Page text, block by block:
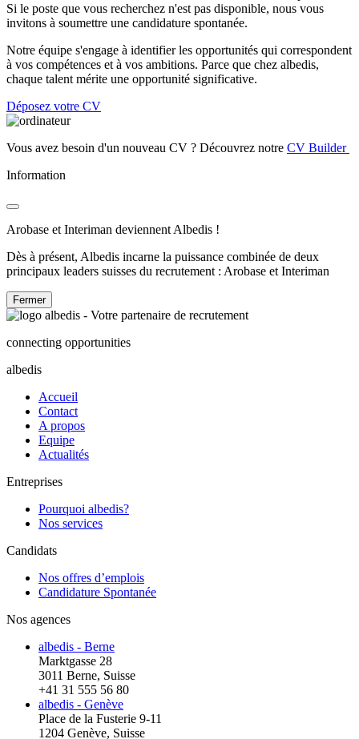
Si le poste que vous recherchez n'est pas disponible, nous vous
invitons à soumettre une candidature spontanée.
Notre équipe s'engage à identifier les opportunités qui correspondent
à vos compétences et à vos ambitions. Parce que chez albedis,
chaque talent mérite une opportunité significative.
Déposez votre CV
Vous avez besoin d'un nouveau CV ? Découvrez notre CV Builder
Information
Arobase et Interiman deviennent Albedis !
Dès à présent, Albedis incarne la puissance combinée de deux
principaux leaders suisses du recrutement : Arobase et Interiman
Fermer
connecting opportunities
albedis
Accueil
Contact
A propos
Equipe
Actualités
Entreprises
Pourquoi albedis?
Nos services
Candidats
Nos offres d’emplois
Candidature Spontanée
Nos agences
albedis - Berne
Marktgasse 28
3011 Berne, Suisse
+41 31 555 56 80
albedis - Genève
Place de la Fusterie 9-11
1204 Genève, Suisse